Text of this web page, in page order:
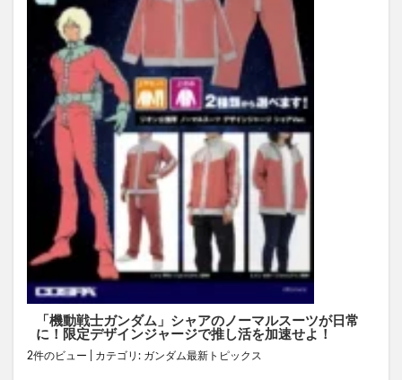
「機動戦士ガンダム」シャアのノーマルスーツが日常
に！限定デザインジャージで推し活を加速せよ！
2件のビュー カテゴリ: ガンダム最新トピックス